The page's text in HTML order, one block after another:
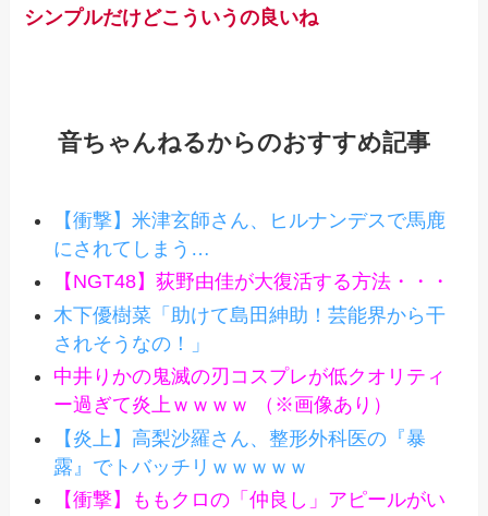
シンプルだけどこういうの良いね
音ちゃんねるからのおすすめ記事
【衝撃】米津玄師さん、ヒルナンデスで馬鹿
にされてしまう…
【NGT48】荻野由佳が大復活する方法・・・
木下優樹菜「助けて島田紳助！芸能界から干
されそうなの！」
中井りかの鬼滅の刃コスプレが低クオリティ
ー過ぎて炎上ｗｗｗｗ （※画像あり）
【炎上】高梨沙羅さん、整形外科医の『暴
露』でトバッチリｗｗｗｗｗ
【衝撃】ももクロの「仲良し」アピールがい